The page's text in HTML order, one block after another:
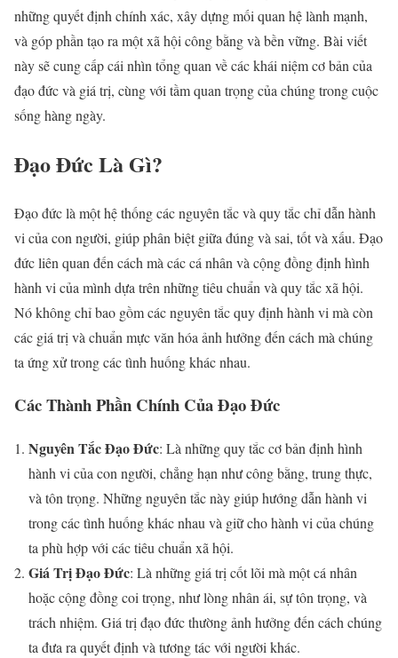
những quyết định chính xác, xây dựng mối quan hệ lành mạnh,
và góp phần tạo ra một xã hội công bằng và bền vững. Bài viết
này sẽ cung cấp cái nhìn tổng quan về các khái niệm cơ bản của
đạo đức và giá trị, cùng với tầm quan trọng của chúng trong cuộc
sống hàng ngày.
Đạo Đức Là Gì?
Đạo đức là một hệ thống các nguyên tắc và quy tắc chỉ dẫn hành
vi của con người, giúp phân biệt giữa đúng và sai, tốt và xấu. Đạo
đức liên quan đến cách mà các cá nhân và cộng đồng định hình
hành vi của mình dựa trên những tiêu chuẩn và quy tắc xã hội.
Nó không chỉ bao gồm các nguyên tắc quy định hành vi mà còn
các giá trị và chuẩn mực văn hóa ảnh hưởng đến cách mà chúng
ta ứng xử trong các tình huống khác nhau.
Các Thành Phần Chính Của Đạo Đức
Nguyên Tắc Đạo Đức: Là những quy tắc cơ bản định hình
hành vi của con người, chẳng hạn như công bằng, trung thực,
và tôn trọng. Những nguyên tắc này giúp hướng dẫn hành vi
trong các tình huống khác nhau và giữ cho hành vi của chúng
ta phù hợp với các tiêu chuẩn xã hội.
Giá Trị Đạo Đức: Là những giá trị cốt lõi mà một cá nhân
hoặc cộng đồng coi trọng, như lòng nhân ái, sự tôn trọng, và
trách nhiệm. Giá trị đạo đức thường ảnh hưởng đến cách chúng
ta đưa ra quyết định và tương tác với người khác.